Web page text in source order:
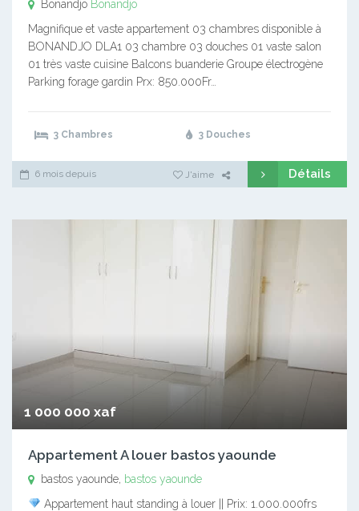
Bonandjo Bonandjo
Magnifique et vaste appartement 03 chambres disponible à
BONANDJO DLA1 03 chambre 03 douches 01 vaste salon
01 très vaste cuisine Balcons buanderie Groupe électrogène
Parking forage gardin Prx: 850.000Fr…
3 Chambres 3 Douches
6 mois depuis J'aime Détails
1 000 000 xaf
Appartement A louer bastos yaounde
bastos yaounde, bastos yaounde
Appartement haut standing à louer || Prix: 1.000.000frs